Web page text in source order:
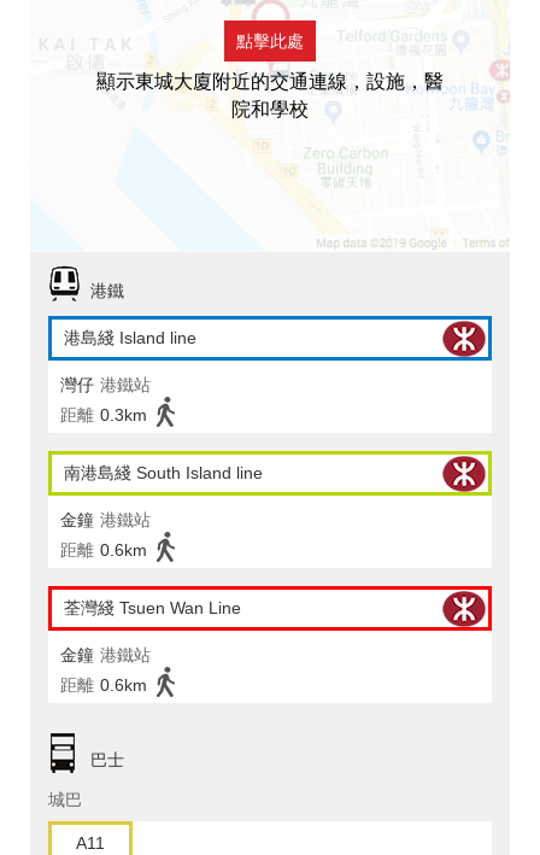
點擊此處
顯示東城大廈附近的交通連線，設施，醫
院和學校
港鐵
港島綫 Island line
灣仔 港鐵站
距離 0.3km
南港島綫 South Island line
金鐘 港鐵站
距離 0.6km
荃灣綫 Tsuen Wan Line
金鐘 港鐵站
距離 0.6km
巴士
城巴
A11